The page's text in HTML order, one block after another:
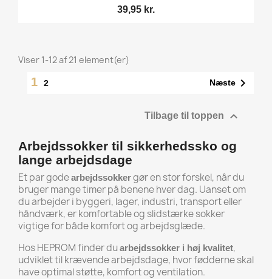
39,95 kr.
Viser 1-12 af 21 element(er)
1 2 Næste 
Tilbage til toppen 
Arbejdssokker til sikkerhedssko og
lange arbejdsdage
Et par godearbejdssokkergør en stor forskel, når du
bruger mange timer på benene hver dag. Uanset om
du arbejder i byggeri, lager, industri, transport eller
håndværk, er komfortable og slidstærke sokker
vigtige for både komfort og arbejdsglæde.
Hos HEPROM finder duarbejdssokker i høj kvalitet,
udviklet til krævende arbejdsdage, hvor fødderne skal
have optimal støtte, komfort og ventilation.